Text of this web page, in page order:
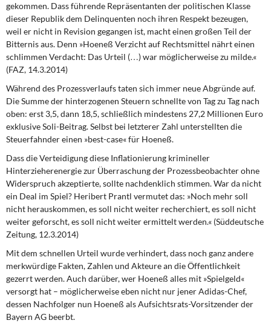
DIE LINKE
Weitere Themen
Memo-Gruppe
Institut Solidarische Moderne
Rosa-Luxemburg-Stiftung
Über mich
Kontakt
gekommen. Dass führende Repräsentanten der politischen Klasse
dieser Republik dem Delinquenten noch ihren Respekt bezeugen,
weil er nicht in Revision gegangen ist, macht einen großen Teil der
Bitternis aus. Denn »Hoeneß Verzicht auf Rechtsmittel nährt einen
schlimmen Verdacht: Das Urteil (…) war möglicherweise zu milde.«
(FAZ, 14.3.2014)
Während des Prozessverlaufstaten sich immer neue Abgründe auf.
Die Summe der hinterzogenen Steuern schnellte von Tag zu Tag nach
oben: erst 3,5, dann 18,5, schließlich mindestens 27,2 Millionen Euro
exklusive Soli-Beitrag. Selbst bei letzterer Zahl unterstellten die
Steuerfahnder einen »best-case« für Hoeneß.
Dass die Verteidigung diese Inflationierung krimineller
Hinterzieherenergie zur Überraschung der Prozessbeobachter ohne
Widerspruch akzeptierte, sollte nachdenklich stimmen. War da nicht
ein Deal im Spiel? Heribert Prantl vermutet das: »Noch mehr soll
nicht herauskommen, es soll nicht weiter recherchiert, es soll nicht
weiter geforscht, es soll nicht weiter ermittelt werden.« (Süddeutsche
Zeitung, 12.3.2014)
Mit dem schnellen Urteil wurde verhindert, dass noch ganz andere
merkwürdige Fakten, Zahlen und Akteure an die Öffentlichkeit
gezerrt werden. Auch darüber, wer Hoeneß alles mit »Spielgeld«
versorgt hat – möglicherweise eben nicht nur jener Adidas-Chef,
dessen Nachfolger nun Hoeneß als Aufsichtsrats-Vorsitzender der
Bayern AG beerbt.